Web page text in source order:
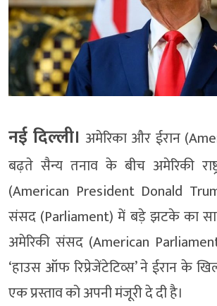
नई दिल्ली। अमेरिका और ईरान
बढ़ते सैन्य तनाव के बीच अमेरिकी
(American President Donald
संसद (Parliament) में बड़े झटके का
अमेरिकी संसद (American
‘हाउस ऑफ रिप्रेजेंटेटिव्स’ ने ईरान के
एक प्रस्ताव को अपनी मंजूरी दे दी है।